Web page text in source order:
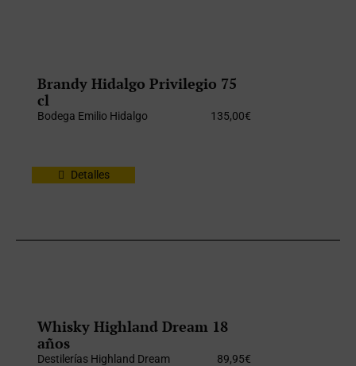
Brandy Hidalgo Privilegio 75
cl
Bodega Emilio Hidalgo 135,00€
Detalles
Whisky Highland Dream 18
años
Destilerías Highland Dream 89,95€